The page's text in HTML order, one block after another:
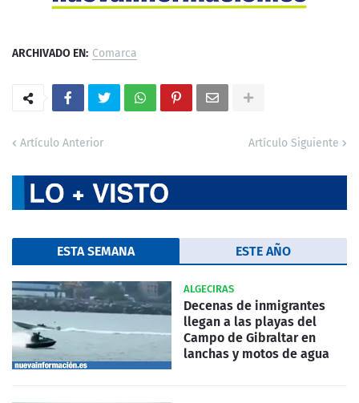
ARCHIVADO EN: Comarca
Artículo Anterior Artículo Siguiente
ESTA SEMANA ESTE AÑO
ALGECIRAS
Decenas de inmigrantes
llegan a las playas del
Campo de Gibraltar en
lanchas y motos de agua